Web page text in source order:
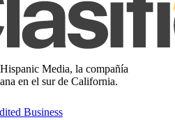
Media, la compañía
en el sur de California.
Business